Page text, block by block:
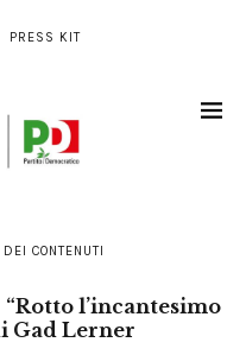
PRESS KIT
CONTENUTI
“Rotto l’incantesimo
Gad Lerner